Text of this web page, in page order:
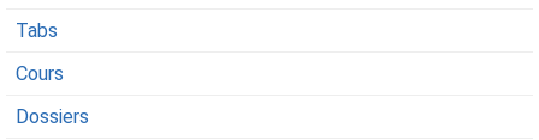
Tabs
Cours
Dossiers